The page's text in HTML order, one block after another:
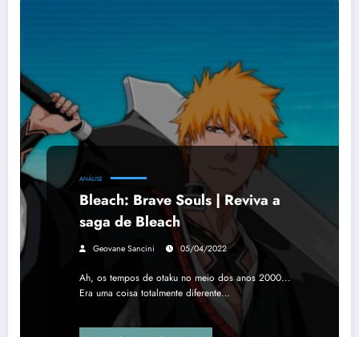
ANÁLISE
Bleach: Brave Souls | Reviva a
saga de Bleach
Geovane Sancini 05/04/2022
Ah, os tempos de otaku no meio dos anos 2000...
Era uma coisa totalmente diferente…